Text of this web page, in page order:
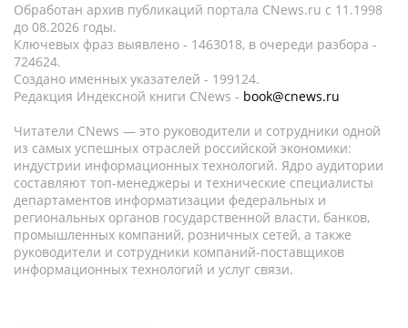
Обработан архив публикаций портала CNews.ru c 11.1998
до 08.2026 годы.
Ключевых фраз выявлено - 1463018, в очереди разбора -
724624.
Создано именных указателей - 199124.
Редакция Индексной книги CNews - book@cnews.ru
Читатели CNews — это руководители и сотрудники одной
из самых успешных отраслей российской экономики:
индустрии информационных технологий. Ядро аудитории
составляют топ-менеджеры и технические специалисты
департаментов информатизации федеральных и
региональных органов государственной власти, банков,
промышленных компаний, розничных сетей, а также
руководители и сотрудники компаний-поставщиков
информационных технологий и услуг связи.